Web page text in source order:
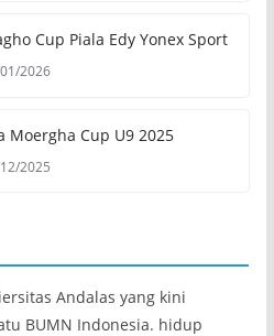
Cup Piala Edy Yonex Sport
2026
Moergha Cup U9 2025
2025
Andalas yang kini
BUMN Indonesia. hidup